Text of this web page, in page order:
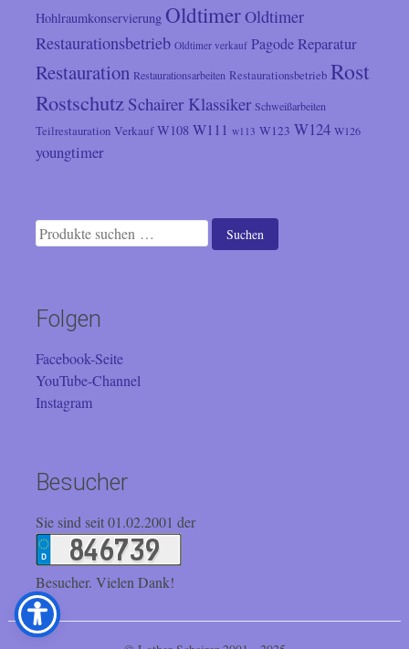
Hohlraumkonservierung OldtimerOldtimer
Restaurationsbetrieb Oldtimer verkauf PagodeReparatur
Restauration Restaurationsarbeiten Restaurationsbetrieb Rost
Rostschutz Schairer Klassiker Schweißarbeiten
Teilrestauration Verkauf W108 W111 w113 W123 W124 W126
youngtimer
Suchen
nach:
Suchen
Folgen
Facebook-Seite
YouTube-Channel
Instagram
Besucher
Sie sind seit 01.02.2001 der
Besucher. Vielen Dank!